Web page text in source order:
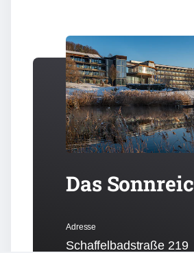
Das
Adresse
Schaffelbadstraße 219